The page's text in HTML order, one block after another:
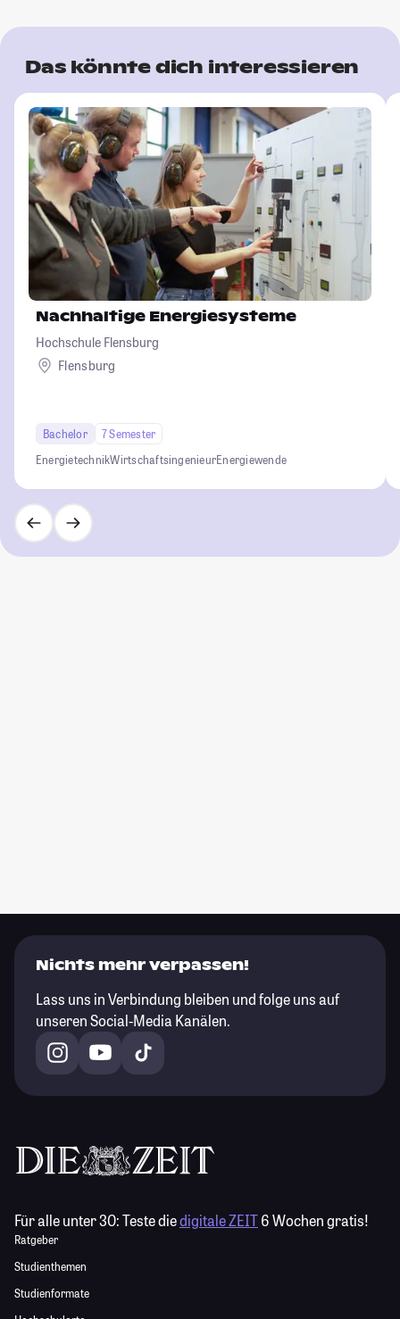
Das könnte dich interessieren
Nachhaltige Energiesysteme
Hochschule Flensburg
Flensburg
Bachelor
7 Semester
EnergietechnikWirtschaftsingenieurEnergiewende
Nichts mehr verpassen!
Lass uns in Verbindung bleiben und folge uns auf
unseren Social-Media Kanälen.
Für alle unter 30:Teste diedigitale ZEIT6 Wochen gratis!
Ratgeber
Studienthemen
Studienformate